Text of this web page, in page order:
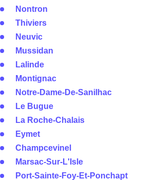
Nontron
Thiviers
Neuvic
Mussidan
Lalinde
Montignac
Notre-Dame-De-Sanilhac
Le Bugue
La Roche-Chalais
Eymet
Champcevinel
Marsac-Sur-L'Isle
Port-Sainte-Foy-Et-Ponchapt